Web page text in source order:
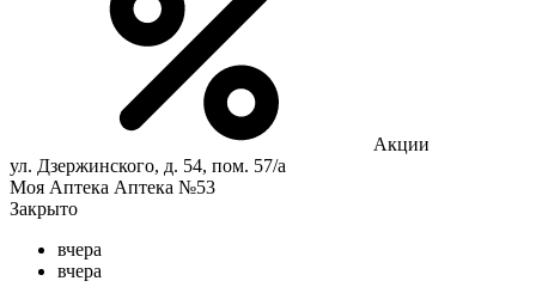
Акции
ул. Дзержинского, д. 54, пом. 57/а
Моя Аптека Аптека №53
Закрыто
вчера
вчера